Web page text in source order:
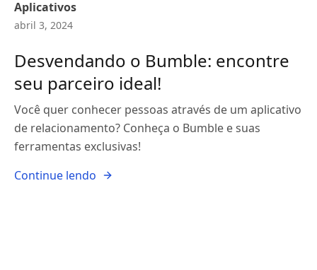
Aplicativos
abril 3, 2024
Desvendando o Bumble: encontre
seu parceiro ideal!
Você quer conhecer pessoas através de um aplicativo
de relacionamento? Conheça o Bumble e suas
ferramentas exclusivas!
Continue lendo